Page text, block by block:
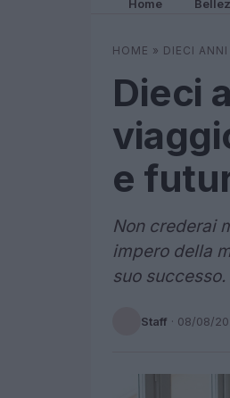
Home
HOME » DIECI
Dieci
e
Non crederai
impero della
suo successo.
Staff · 08/08/